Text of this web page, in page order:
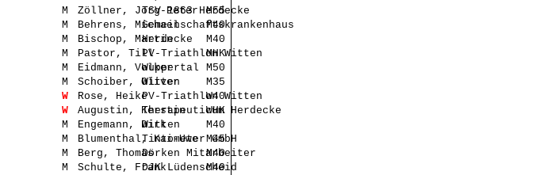
M Zöllner, Jörg-Peter
TSV 1863 Herdecke
M55
M Behrens, MichaelGemeinschaftskrankenhaus
M40
M Bischop, Martin
Herdecke
M40
M Pastor, TillPV-Triathlon Witten
MHK
M Eidmann, Volker
Wuppertal
M50
M Schoiber, Oliver
Witten
M35
W Rose, HeikePV-Triathlon Witten
W40
W Augustin, KerstinTherapeuticum Herdecke
WHK
M Engemann, Dirk
Witten
M40
M Blumenthal, Kai-Uwe
Tintometer GmbH
M45
M Berg, ThomasDörken Mitarbeiter
M40
M Schulte, FrankDJK Lüdenscheid
M40